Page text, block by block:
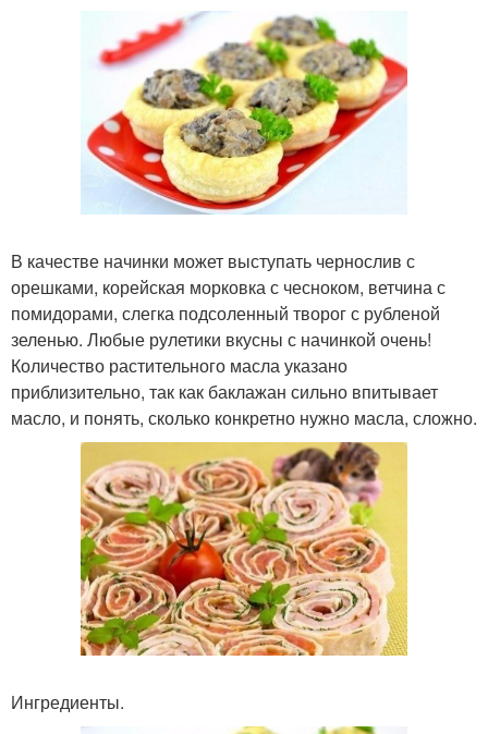
В качестве начинки может выступать чернослив с
орешками, корейская морковка с чесноком, ветчина с
помидорами, слегка подсоленный творог с рубленой
зеленью. Любые рулетики вкусны с начинкой очень!
Количество растительного масла указано
приблизительно, так как баклажан сильно впитывает
масло, и понять, сколько конкретно нужно масла, сложно.
Ингредиенты.